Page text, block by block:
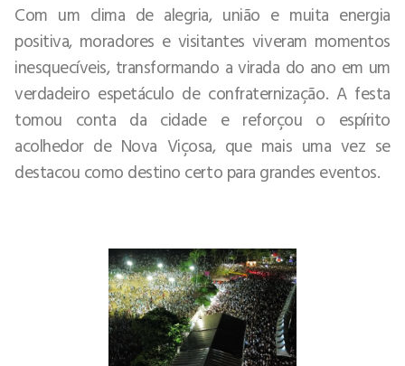
Com um clima de alegria, união e muita energia
positiva, moradores e visitantes viveram momentos
inesquecíveis, transformando a virada do ano em um
verdadeiro espetáculo de confraternização. A festa
tomou conta da cidade e reforçou o espírito
acolhedor de Nova Viçosa, que mais uma vez se
destacou como destino certo para grandes eventos.